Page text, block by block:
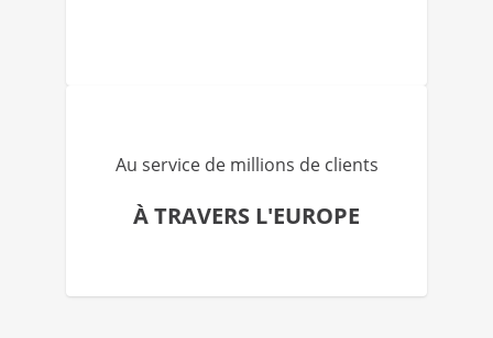
Au service de millions de clients
À TRAVERS L'EUROPE